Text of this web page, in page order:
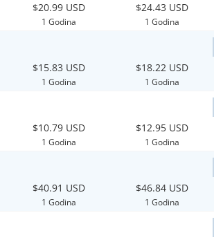
$20.99 USD
1 Godina
$24.43 USD
1 Godina
$15.83 USD
1 Godina
$18.22 USD
1 Godina
$10.79 USD
1 Godina
$12.95 USD
1 Godina
$40.91 USD
1 Godina
$46.84 USD
1 Godina